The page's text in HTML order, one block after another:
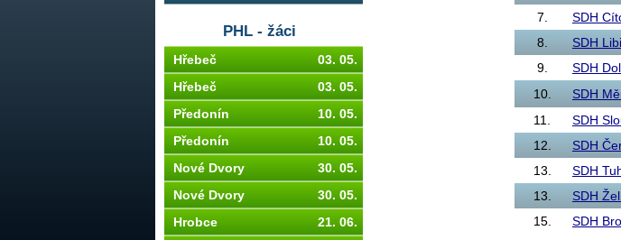
7.
SDH
8.
SDH
9.
SDH
10.
SDH
11. SDH
12.
SDH
13.
SDH
13.
SDH
15.
SDH
PHL - žáci
Hřebeč
03. 05.
Hřebeč
03. 05.
Předonín
10. 05.
Předonín
10. 05.
Nové Dvory
30. 05.
Nové Dvory
30. 05.
Hrobce
21. 06.